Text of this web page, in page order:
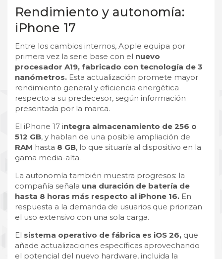
Rendimiento y autonomía:
iPhone 17
Entre los cambios internos, Apple equipa por
primera vez la serie base con el nuevo
procesador A19, fabricado con tecnología de 3
nanómetros. Esta actualización promete mayor
rendimiento general y eficiencia energética
respecto a su predecesor, según información
presentada por la marca.
El iPhone 17 integra almacenamiento de 256 o
512 GB, y hablan de una posible ampliación de
RAM hasta 8 GB, lo que situaría al dispositivo en la
gama media-alta.
La autonomía también muestra progresos: la
compañía señala una duración de batería de
hasta 8 horas más respecto al iPhone 16. En
respuesta a la demanda de usuarios que priorizan
el uso extensivo con una sola carga.
El sistema operativo de fábrica es iOS 26, que
añade actualizaciones específicas aprovechando
el potencial del nuevo hardware, incluida la